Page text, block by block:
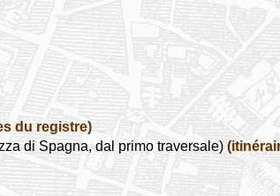
du registre)
di Spagna, dal primo traversale)